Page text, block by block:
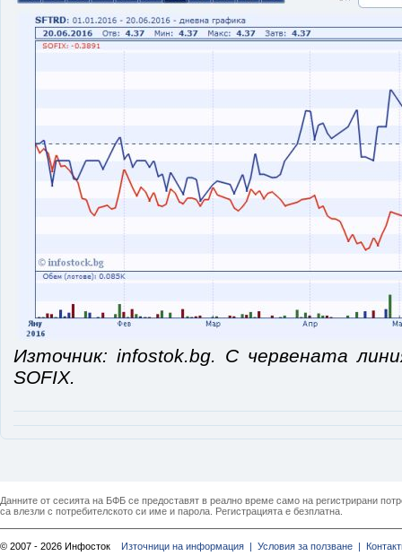
Източник: infostok.bg. С червената
SOFIX.
Данните от сесията на БФБ се предоставят в реално време само на регистрирани
са влезли с потребителското си име и парола. Регистрацията е безплатна.
© 2007 - 2026 Инфосток Източници на информация | Условия за ползване |